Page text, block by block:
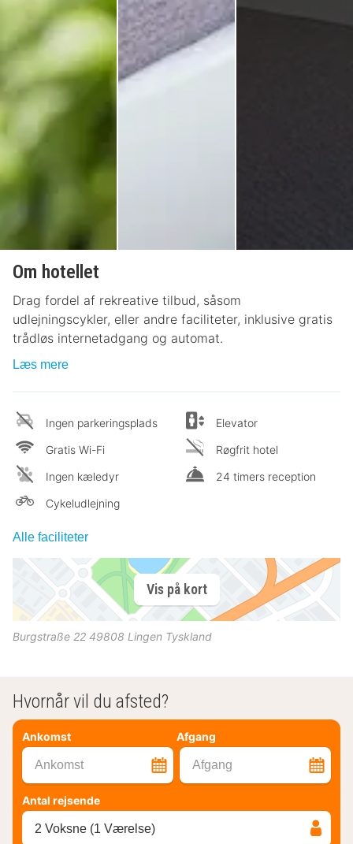
Om hotellet
Drag fordel af rekreative tilbud, såsom
udlejningscykler, eller andre faciliteter, inklusive gratis
trådløs internetadgang og automat.
Læs mere
Ingen parkeringsplads
Gratis Wi-Fi
Ingen kæledyr
Cykeludlejning
Elevator
Røgfrit hotel
24 timers reception
Alle faciliteter
Vis på kort
Burgstraße 22 49808 Lingen Tyskland
Hvornår vil du afsted?
Ankomst Afgang
Ankomst Afgang
Antal rejsende
2 Voksne (1 Værelse)